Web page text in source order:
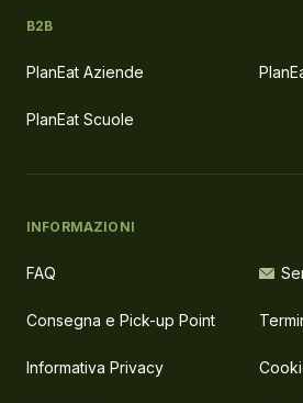
B2B
PlanEat Aziende
PlanEat Scuole
INFORMAZIONI
FAQ
Consegna e Pick-up Point
Informativa Privacy